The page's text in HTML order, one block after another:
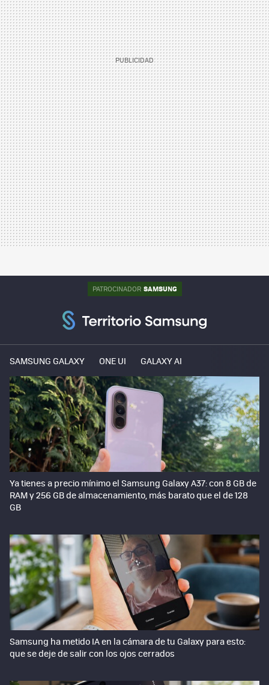
PATROCINADOR SAMSUNG
SAMSUNG GALAXY ONE UI GALAXY AI
Ya tienes a precio mínimo el Samsung Galaxy A37: con 8 GB de
RAM y 256 GB de almacenamiento, más barato que el de 128
GB
Samsung ha metido IA en la cámara de tu Galaxy para esto:
que se deje de salir con los ojos cerrados